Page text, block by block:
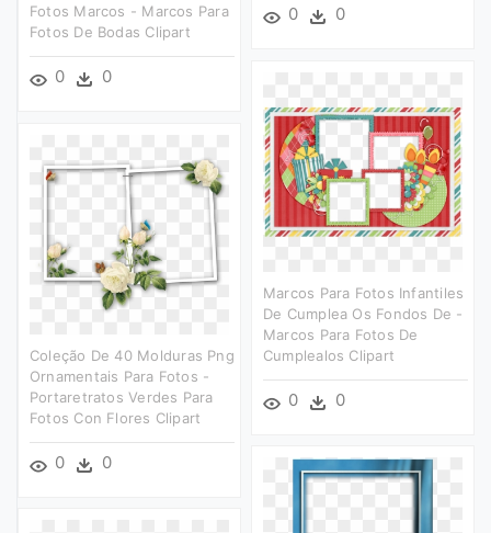
0 0
Fotos Marcos - Marcos Para
Fotos De Bodas Clipart
0 0
Marcos Para Fotos Infantiles
De Cumplea Os Fondos De -
Marcos Para Fotos De
Cumplealos Clipart
0 0
Coleção De 40 Molduras Png
Ornamentais Para Fotos -
Portaretratos Verdes Para
Fotos Con Flores Clipart
0 0